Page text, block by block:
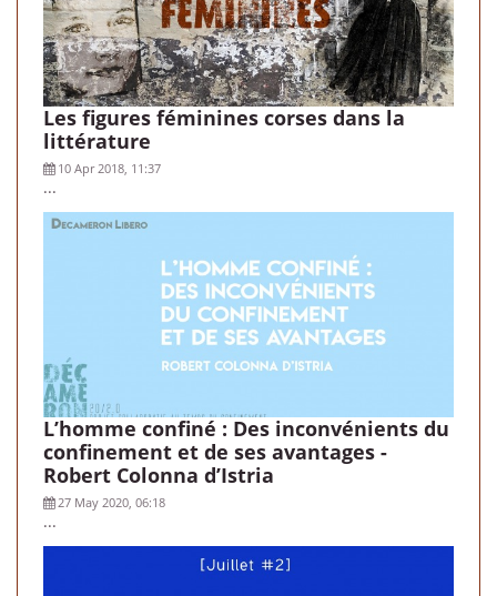
Les figures féminines corses dans la
littérature
10 Apr 2018, 11:37
...
L’homme confiné : Des inconvénients du
confinement et de ses avantages -
Robert Colonna d’Istria
27 May 2020, 06:18
...